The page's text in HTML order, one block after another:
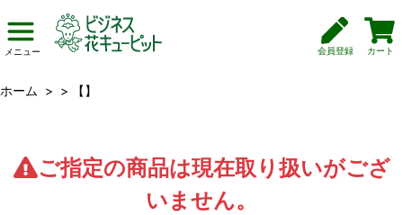
メニュー 会員登録 カート
ホーム > > 【】
ご指定の商品は現在取り扱いがござ
いません。